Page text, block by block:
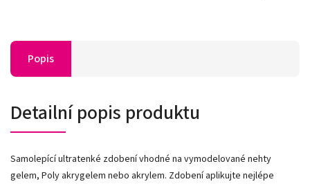
Popis
Detailní popis produktu
Samolepící ultratenké zdobení vhodné na vymodelované nehty
gelem, Poly akrygelem nebo akrylem. Zdobení aplikujte nejlépe